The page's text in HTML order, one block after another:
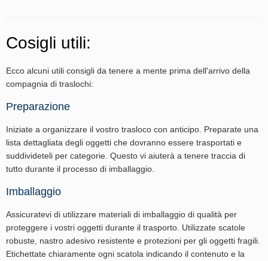
Cosigli utili:
Ecco alcuni utili consigli da tenere a mente prima dell'arrivo della
compagnia di traslochi:
Preparazione
Iniziate a organizzare il vostro trasloco con anticipo. Preparate una
lista dettagliata degli oggetti che dovranno essere trasportati e
suddivideteli per categorie. Questo vi aiuterà a tenere traccia di
tutto durante il processo di imballaggio.
Imballaggio
Assicuratevi di utilizzare materiali di imballaggio di qualità per
proteggere i vostri oggetti durante il trasporto. Utilizzate scatole
robuste, nastro adesivo resistente e protezioni per gli oggetti fragili.
Etichettate chiaramente ogni scatola indicando il contenuto e la